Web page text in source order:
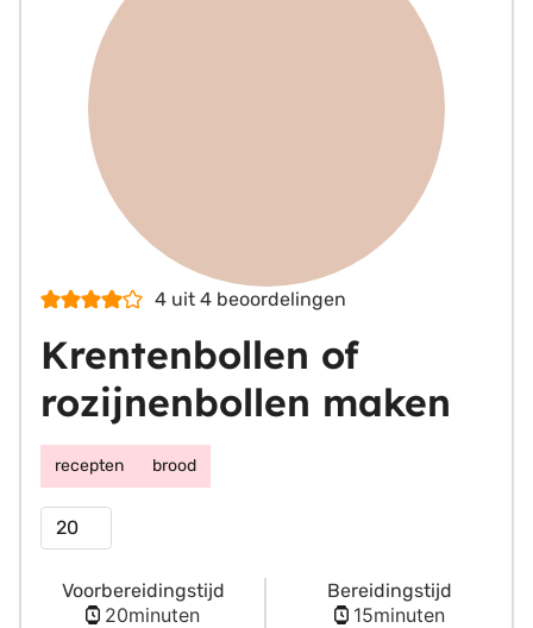
4uit 4beoordelingen
Krentenbollen of
rozijnenbollen maken
recepten brood
Porties
Voorbereidingstijd
20minuten
minuten
Bereidingstijd
15minuten
minuten